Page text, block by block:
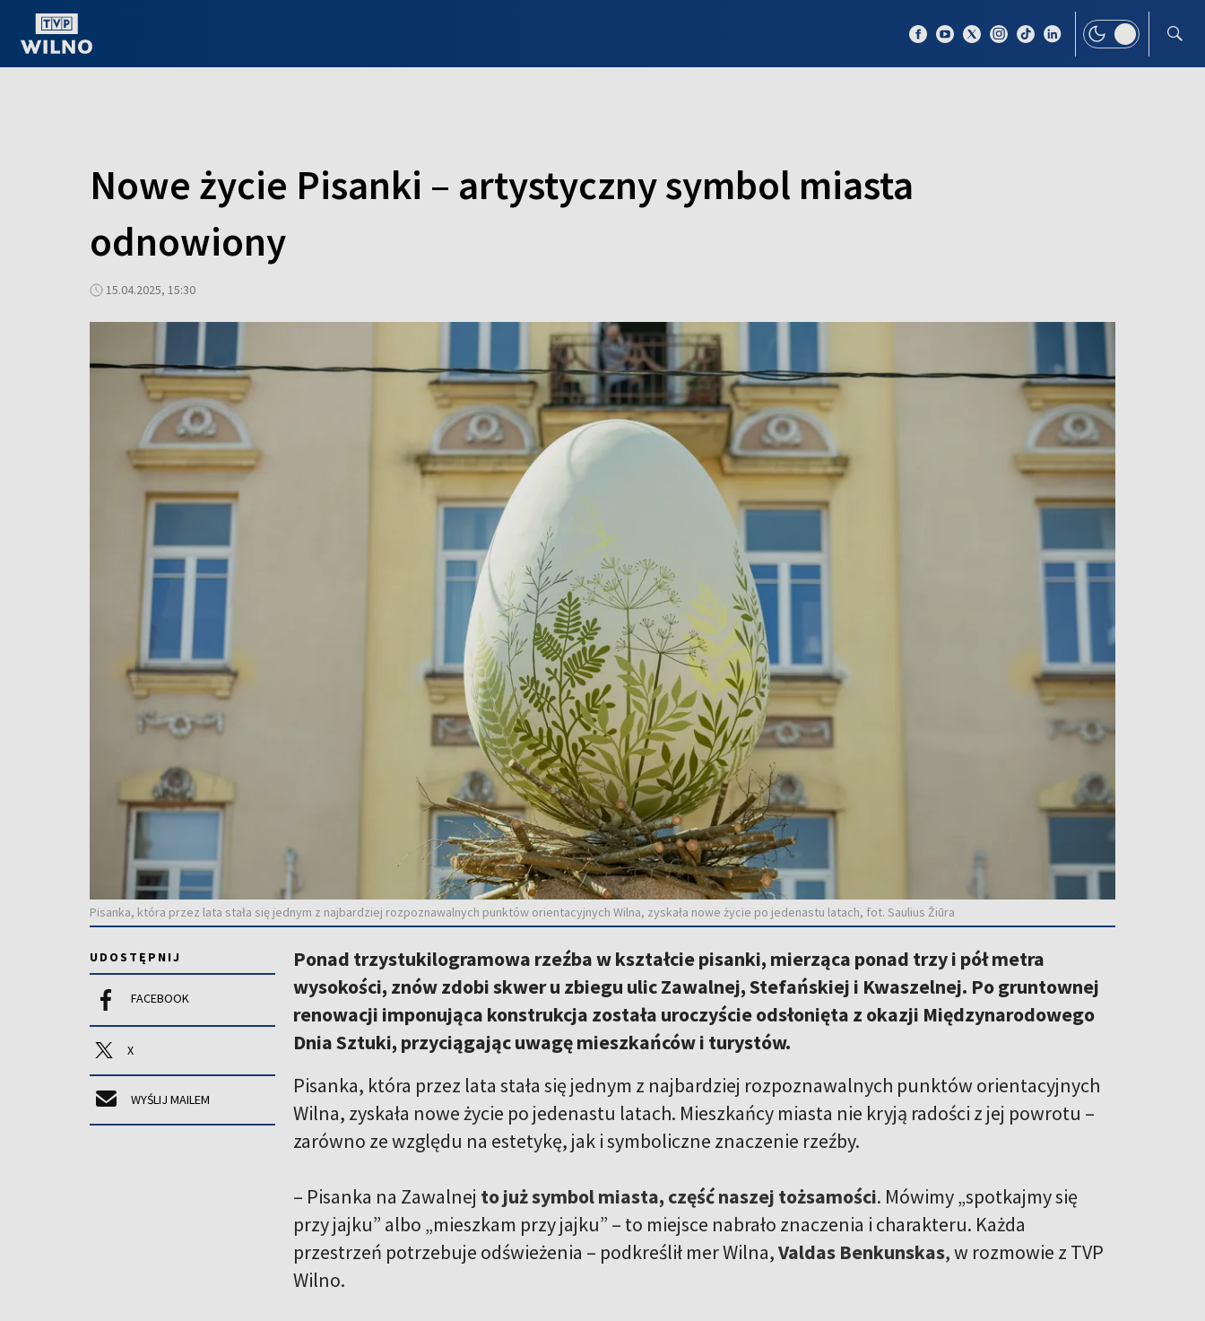
Nowe życie Pisanki – artystyczny symbol miasta
odnowiony
15.04.2025, 15:30
Pisanka, która przez lata stała się jednym z najbardziej rozpoznawalnych punktów orientacyjnych Wilna, zyskała nowe życie po jedenastu latach, fot. Saulius Žiūra
UDOSTĘPNIJ
FACEBOOK
X
WYŚLIJ MAILEM
Ponad trzystukilogramowa rzeźba w kształcie pisanki, mierząca ponad trzy i pół metra
wysokości, znów zdobi skwer u zbiegu ulic Zawalnej, Stefańskiej i Kwaszelnej. Po gruntownej
renowacji imponująca konstrukcja została uroczyście odsłonięta z okazji Międzynarodowego
Dnia Sztuki, przyciągając uwagę mieszkańców i turystów.
Pisanka, która przez lata stała się jednym z najbardziej rozpoznawalnych punktów orientacyjnych
Wilna, zyskała nowe życie po jedenastu latach. Mieszkańcy miasta nie kryją radości z jej powrotu –
zarówno ze względu na estetykę, jak i symboliczne znaczenie rzeźby.
– Pisanka na Zawalnej to już symbol miasta, część naszej tożsamości. Mówimy „spotkajmy się
przy jajku” albo „mieszkam przy jajku” – to miejsce nabrało znaczenia i charakteru. Każda
przestrzeń potrzebuje odświeżenia – podkreślił mer Wilna,Valdas Benkunskas, w rozmowie z TVP
Wilno.